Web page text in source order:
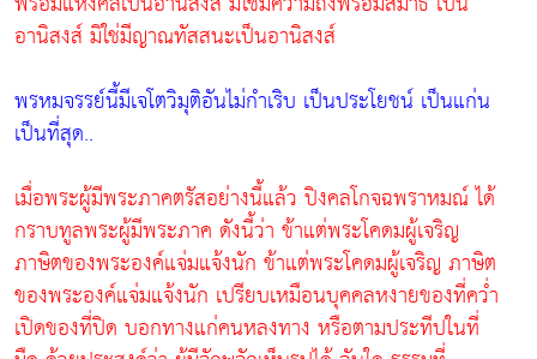
อานิสงส์ มิใช่มีญาณทัสสนะเป็นอานิสงส์
พรหมจรรย์นี้มีเจโตวิมุติอันไม่กำเริบ เป็นประโยชน์ เป็นแก่น
เป็นที่สุด..
เมื่อพระผู้มีพระภาคตรัสอย่างนี้แล้ว ปิงคลโกจฉพราหมณ์ ได้
กราบทูลพระผู้มีพระภาค ดังนี้ว่า ข้าแต่พระโคดมผู้เจริญ
ภาษิตของพระองค์แจ่มแจ้งนัก ข้าแต่พระโคดมผู้เจริญ ภาษิต
ของพระองค์แจ่มแจ้งนัก เปรียบเหมือนบุคคลหงายของที่คว่ำ
เปิดของที่ปิด บอกทางแก่คนหลงทาง หรือตามประทีปในที่